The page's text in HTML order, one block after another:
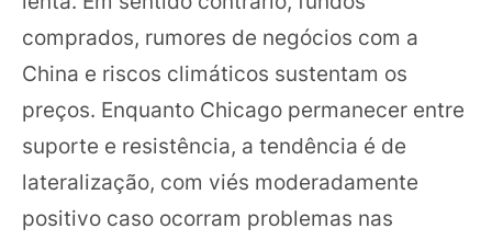
comprados, rumores de negócios com a
China e riscos climáticos sustentam os
preços. Enquanto Chicago permanecer entre
suporte e resistência, a tendência é de
lateralização, com viés moderadamente
positivo caso ocorram problemas nas